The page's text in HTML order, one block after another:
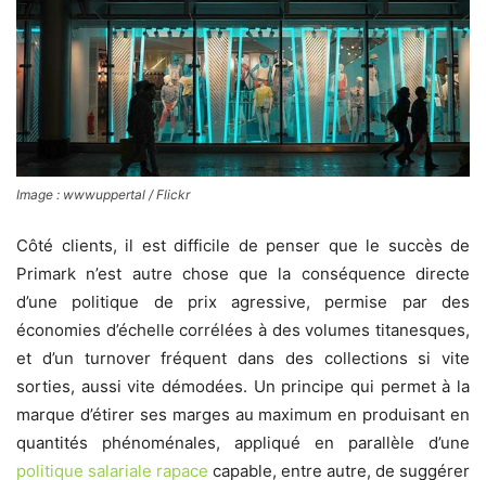
Image : wwwuppertal / Flickr
Côté clients, il est difficile de penser que le succès de
Primark n’est autre chose que la conséquence directe
d’une politique de prix agressive, permise par des
économies d’échelle corrélées à des volumes titanesques,
et d’un turnover fréquent dans des collections si vite
sorties, aussi vite démodées. Un principe qui permet à la
marque d’étirer ses marges au maximum en produisant en
quantités phénoménales, appliqué en parallèle d’une
politique salariale rapace capable, entre autre, de suggérer